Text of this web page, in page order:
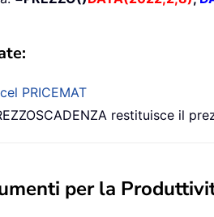
PRICEMAT
restituisce il
per la